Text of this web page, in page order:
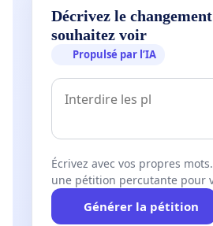
Décrivez le
souhaitez voir
Propulsé par l’IA
Écrivez avec vos propres
une pétition percutante pour
Générer la pétition